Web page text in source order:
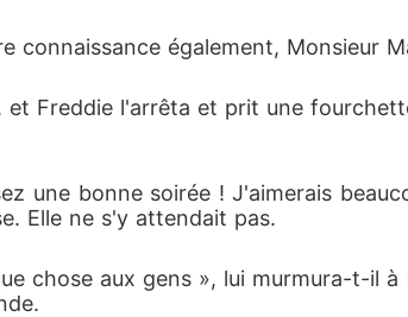
connaissance également, Monsieur
et Freddie l'arrêta et prit une
une bonne soirée ! J'aimerais
Elle ne s'y attendait pas.
chose aux gens », lui murmura-t-il